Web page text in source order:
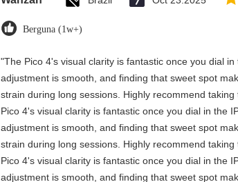
Berguna (1w+)
"The Pico 4's visual clarity is fantastic once you dial
adjustment is smooth, and finding that sweet spot
strain during long sessions. Highly recommend
Pico 4's visual clarity is fantastic once you dial in the
adjustment is smooth, and finding that sweet spot
strain during long sessions. Highly recommend
Pico 4's visual clarity is fantastic once you dial in the
adjustment is smooth, and finding that sweet spot